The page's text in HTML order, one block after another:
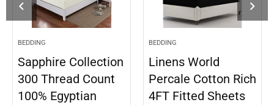
BEDDING
Sapphire Collection
300 Thread Count
100% Egyptian
BEDDING
Linens World
Percale Cotton Rich
4FT Fitted Sheets